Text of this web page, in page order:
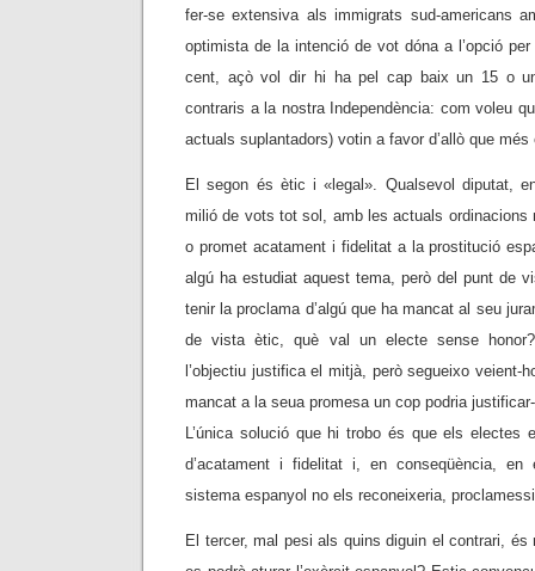
fer-se extensiva als immigrats sud-americans
optimista de la intenció de vot dóna a l’opció
cent, açò vol dir hi ha pel cap baix un 15 o
contraris a la nostra Independència: com voleu
actuals suplantadors) votin a favor d’allò que més
El segon és ètic i «legal». Qualsevol diputat,
milió de vots tot sol, amb les actuals ordinacions
o promet acatament i fidelitat a la prostitució
algú ha estudiat aquest tema, però del punt de
tenir la proclama d’algú que ha mancat al seu
de vista ètic, què val un electe sense
l’objectiu justifica el mitjà, però segueixo veient-
mancat a la seua promesa un cop podria
L’única solució que hi trobo és que els electes
d’acatament i fidelitat i, en conseqüència,
sistema espanyol no els reconeixeria,
El tercer, mal pesi als quins diguin el contrari, és